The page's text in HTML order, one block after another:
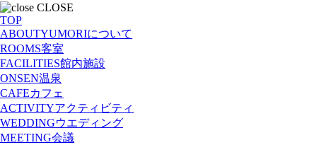
CLOSE
TOP
ABOUTYUMORIについて
ROOMS客室
FACILITIES館内施設
ONSEN温泉
CAFEカフェ
ACTIVITYアクティビティ
WEDDINGウエディング
MEETING会議